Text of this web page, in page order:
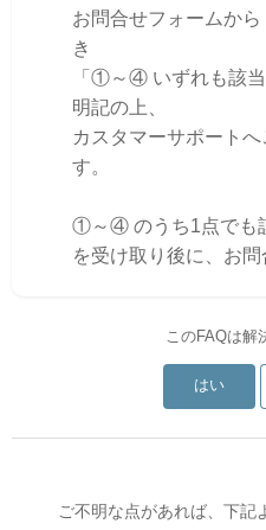
お問合せフォームか
き
「①～④ いずれも該
明記の上、
カスタマーサポート
す。
①～④ のうち1点でも
を受け取り後に、お問
このFAQは解
はい
ご不明な点があれば、下記